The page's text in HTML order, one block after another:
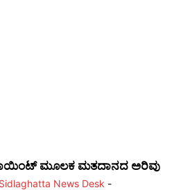
ಮೂಲಕ ಮತದಾನದ ಅರಿವು
Sidlaghatta News Desk -